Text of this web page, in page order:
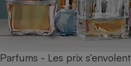
Parfums - Les prix s’envolent